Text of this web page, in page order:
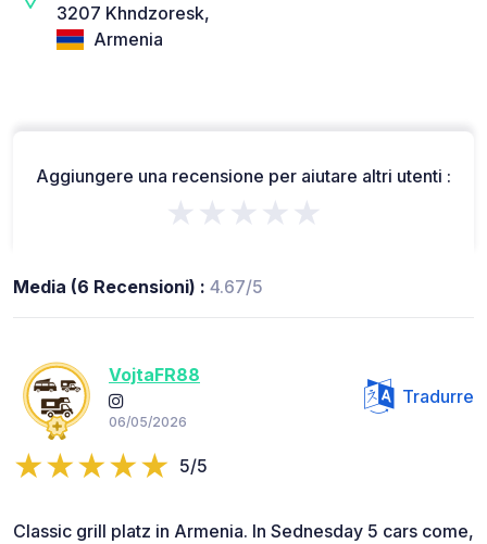
3207 Khndzoresk,
Armenia
Aggiungere una recensione per aiutare altri utenti :
★★★★★
Media (6 Recensioni) : 4.67/5
VojtaFR88
06/05/2026
Tradurre
5/5
Classic grill platz in Armenia. In Sednesday 5 cars come,